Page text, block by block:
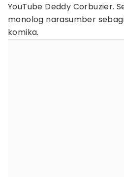
YouTube Deddy Corbuzier.
monolog narasumber
komika.